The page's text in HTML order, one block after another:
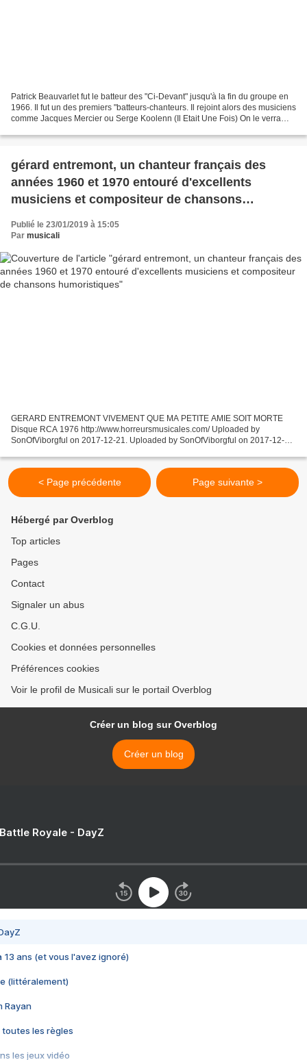
Patrick Beauvarlet fut le batteur des "Ci-Devant" jusqu'à la fin du groupe en
1966. Il fut un des premiers "batteurs-chanteurs. Il rejoint alors des musiciens
comme Jacques Mercier ou Serge Koolenn (Il Etait Une Fois) On le verra
gérard entremont, un chanteur français des
années 1960 et 1970 entouré d'excellents
musiciens et compositeur de chansons
Publié le 23/01/2019 à 15:05
Par musicali
GERARD ENTREMONT VIVEMENT QUE MA PETITE AMIE SOIT MORTE
Disque RCA 1976 http://www.horreursmusicales.com/ Uploaded by
SonOfViborgful on 2017-12-21. Uploaded by SonOfViborgful on 2017-12-21.
< Page précédente Page suivante >
Hébergé par Overblog
Top articles
Pages
Contact
Signaler un abus
C.G.U.
Cookies et données personnelles
Préférences cookies
Voir le profil de Musicali sur le portail Overblog
Créer un blog sur Overblog
Créer un blog
Royale - DayZ
13 ans (et vous l'avez ignoré)
(littéralement)
Rayan
toutes les règles
les jeux vidéo